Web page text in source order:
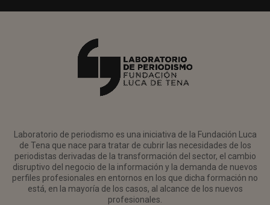
Laboratorio de periodismo es una iniciativa de la Fundación Luca
de Tena que nace para tratar de cubrir las necesidades de los
periodistas derivadas de la transformación del sector, el cambio
disruptivo del negocio de la información y la demanda de nuevos
perfiles profesionales en entornos en los que dicha formación no
está, en la mayoría de los casos, al alcance de los nuevos
profesionales.